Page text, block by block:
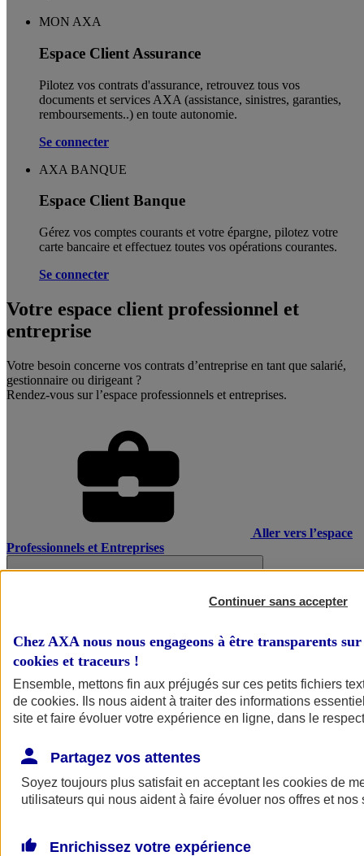
MON AXA
Espace Client Assurance
Pilotez vos contrats d'assurance, retrouvez tous vos
documents et services AXA (assistance, sinistres, garanties,
remboursements..) en toute autonomie. ​
Se connecter
AXA BANQUE
Espace Client Banque
Gérez vos comptes courants et votre épargne, pilotez votre
carte bancaire et effectuez toutes vos opérations courantes.
Se connecter
Votre espace client professionnel et
entreprise
Votre besoin concerne vos contrats d’entreprise en tant que salarié,
gestionnaire ou dirigeant ?
Rendez-vous sur l’espace professionnels et entreprises.
Aller vers l’espace
Professionnels et Entreprises
Continuer sans accepter
Chez AXA nous nous engageons à être transparents
cookies et traceurs !
Ensemble, mettons fin aux préjugés sur ces petits fichiers
de cookies. Ils nous aident à traiter des informations
site et faire évoluer votre expérience en ligne, dans le
Partagez vos attentes
Soyez toujours plus satisfait en acceptant les cookies de
utilisateurs qui nous aident à faire évoluer nos offres et nos
Enrichissez votre expérience